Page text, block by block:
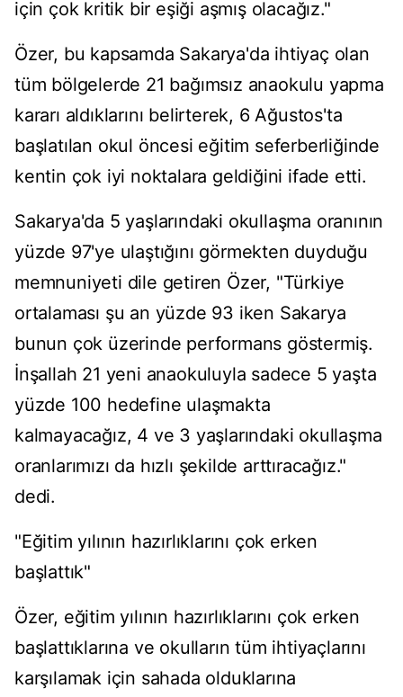
için çok kritik bir eşiği aşmış olacağız."
Özer, bu kapsamda Sakarya'da ihtiyaç olan
tüm bölgelerde 21 bağımsız anaokulu yapma
kararı aldıklarını belirterek, 6 Ağustos'ta
başlatılan okul öncesi eğitim seferberliğinde
kentin çok iyi noktalara geldiğini ifade etti.
Sakarya'da 5 yaşlarındaki okullaşma oranının
yüzde 97'ye ulaştığını görmekten duyduğu
memnuniyeti dile getiren Özer, "Türkiye
ortalaması şu an yüzde 93 iken Sakarya
bunun çok üzerinde performans göstermiş.
İnşallah 21 yeni anaokuluyla sadece 5 yaşta
yüzde 100 hedefine ulaşmakta
kalmayacağız, 4 ve 3 yaşlarındaki okullaşma
oranlarımızı da hızlı şekilde arttıracağız."
dedi.
"Eğitim yılının hazırlıklarını çok erken
başlattık"
Özer, eğitim yılının hazırlıklarını çok erken
başlattıklarına ve okulların tüm ihtiyaçlarını
karşılamak için sahada olduklarına